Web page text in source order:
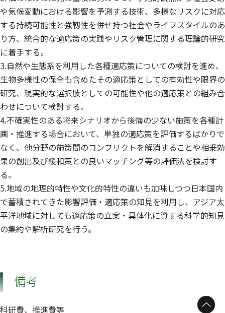
や気候変動における影響を予測する技術、多様なリスクに対応
する持続可能性と強靱性を併せ持つ社会やライフスタイルのあ
り方、統合的な適応策の実践やリスク管理に関する理論的研究
に着手する。
3.自然や生態系を利用した各種適応策についての検討を進め、
生物多様性の保全も含めたその適応策としての有効性や限界の
研究、現実的な選択肢としての可能性や他の適応策との組み合
わせについて検討する。
4.不確実性のある将来シナリオから後悔の少ない施策を各種計
画・推進する場合において、単独の適応策を評価するばかりで
なく、他分野の施策間のコンフリクトを解消することや相乗効
果の創出及び緩和策との良いマッチング等の評価法を検討す
る。
5.地域の地理的特性や文化的特性の違いも加味しつつ日本国内
で蓄積されてきた影響評価・適応策の知見を利用し、アジア太
平洋地域に対しても適応策の立案・具体化に資する科学的知見
の集約や解析研究を行う。
備考
科研費、推進費等